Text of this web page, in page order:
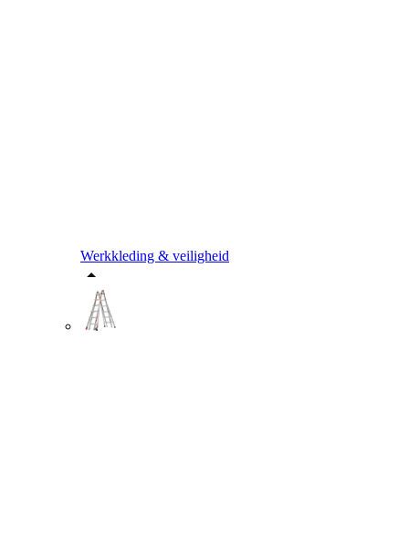
Werkkleding & veiligheid